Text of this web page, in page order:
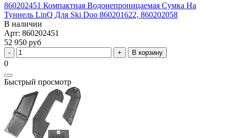
860202451 Компактная Водонепроницаемая Сумка На
Туннель LinQ Для Ski Doo 860201622, 860202058
В наличии
Арт: 860202451
52 950 руб
В корзину
0
Быстрый просмотр